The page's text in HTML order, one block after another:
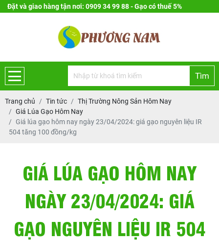
Đặt và giao hàng tận nơi: 0909 34 99 88 - Gạo có thuế 5%
Tìm
Trang chủ Tin tức
Thị Trường Nông Sản Hôm Nay
Giá Lúa Gạo Hôm Nay
Giá lúa gạo hôm nay ngày 23/04/2024: giá gạo nguyên liệu IR
504 tăng 100 đồng/kg
GIÁ LÚA GẠO HÔM NAY
NGÀY 23/04/2024: GIÁ
GẠO NGUYÊN LIỆU IR 504